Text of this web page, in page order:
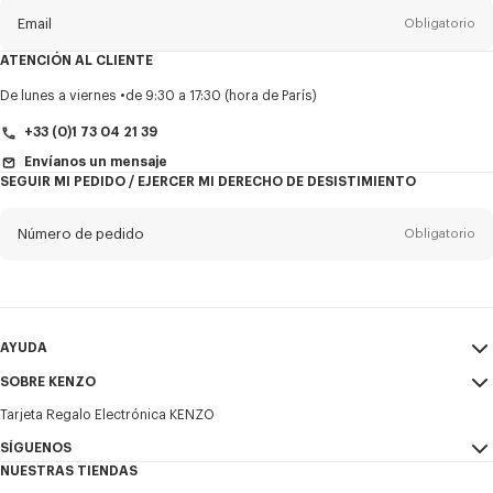
Email Obligatorio
TítuloObligatorio
Deseo recibir comunicaciones sobre los productos, servicios y
eventos de KENZO, que pueden ser personalizados, especialmente en
las redes sociales y otras plataformas. Los píxeles de seguimiento se
ATENCIÓN AL CLIENTE
De lunes a viernes de 9:30 a 17:30 (hora de París)
+33 (0)1 73 04 21 39
Envíanos un mensaje
SEGUIR MI PEDIDO / EJERCER MI DERECHO DE DESISTIMIENTO
Número de pedido Obligatorio
AYUDA
Mi Cuenta
Guía de tallas
Preguntas frecuentes
SOBRE KENZO
Condiciones de venta
Aviso Legal y Condiciones de uso
Tarjeta Regalo Electrónica KENZO
SÍGUENOS
NUESTRAS TIENDAS